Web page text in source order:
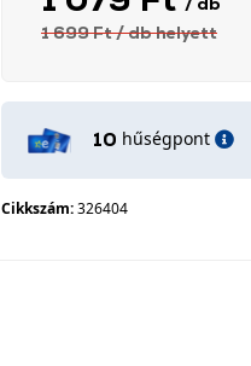
1 699 Ft/ dbhelyett
10 hűségpont
Cikkszám:326404